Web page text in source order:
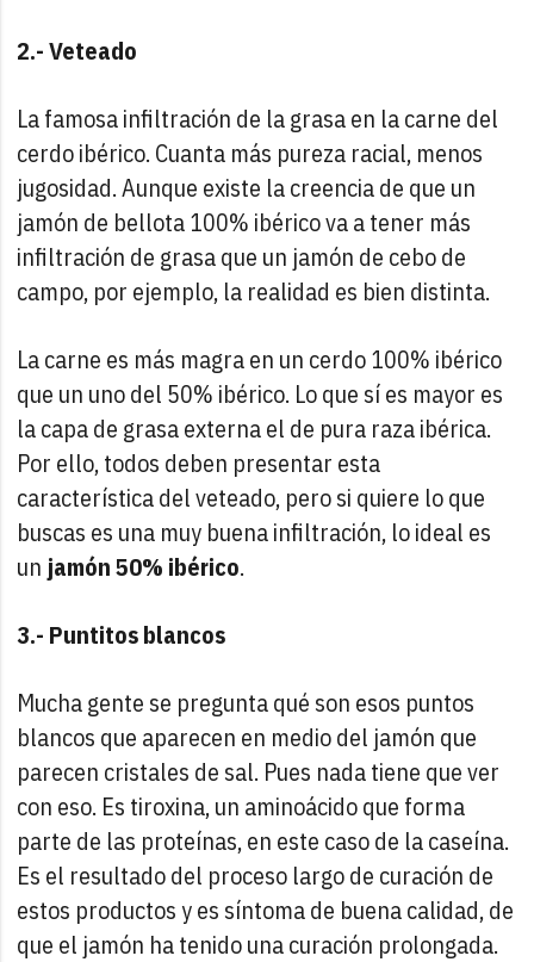
2.- Veteado
La famosa infiltración de la grasa en la carne del
cerdo ibérico. Cuanta más pureza racial, menos
jugosidad. Aunque existe la creencia de que un
jamón de bellota 100% ibérico va a tener más
infiltración de grasa que un jamón de cebo de
campo, por ejemplo, la realidad es bien distinta.
La carne es más magra en un cerdo 100% ibérico
que un uno del 50% ibérico. Lo que sí es mayor es
la capa de grasa externa el de pura raza ibérica.
Por ello, todos deben presentar esta
característica del veteado, pero si quiere lo que
buscas es una muy buena infiltración, lo ideal es
un jamón 50% ibérico.
3.- Puntitos blancos
Mucha gente se pregunta qué son esos puntos
blancos que aparecen en medio del jamón que
parecen cristales de sal. Pues nada tiene que ver
con eso. Es tiroxina, un aminoácido que forma
parte de las proteínas, en este caso de la caseína.
Es el resultado del proceso largo de curación de
estos productos y es síntoma de buena calidad, de
que el jamón ha tenido una curación prolongada.